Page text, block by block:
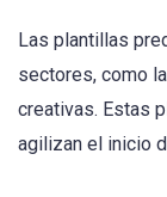
Las plantillas
sectores, como
creativas. Estas
agilizan el inicio